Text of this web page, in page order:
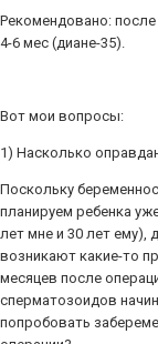
Рекомендовано:
4-6 мес (диане-35).
Вот мои вопросы:
1) Насколько
Поскольку
планируем ребенка
лет мне и 30 лет ему),
возникают какие-то
месяцев после
сперматозоидов
попробовать